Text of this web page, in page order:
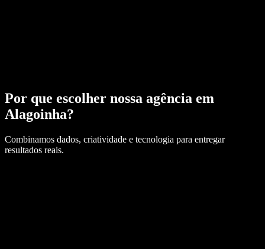
Por que escolher nossa agência em
Alagoinha?
Combinamos dados, criatividade e tecnologia para entregar
resultados reais.